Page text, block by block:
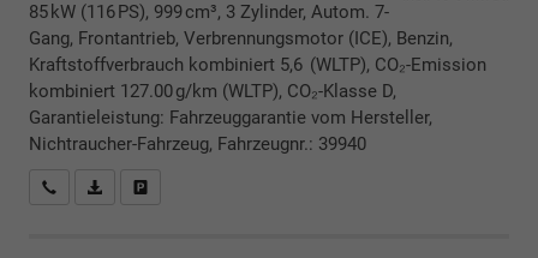
85 kW (116 PS), 999 cm³, 3 Zylinder, Autom. 7-
Gang, Frontantrieb, Verbrennungsmotor (ICE), Benzin,
Kraftstoffverbrauch kombiniert 5,6 (WLTP), CO₂-Emission
kombiniert 127.00 g/km (WLTP), CO₂-Klasse D,
Garantieleistung: Fahrzeuggarantie vom Hersteller,
Nichtraucher-Fahrzeug, Fahrzeugnr.: 39940
Rückrufbitte absenden
PDF-Datei, Fahrzeugexposé drucken